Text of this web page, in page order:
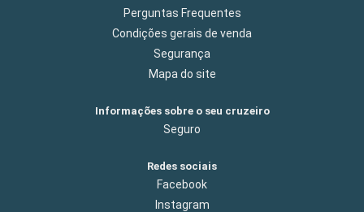
Perguntas Frequentes
Condições gerais de venda
Segurança
Mapa do site
Informações sobre o seu cruzeiro
Seguro
Redes sociais
Facebook
Instagram